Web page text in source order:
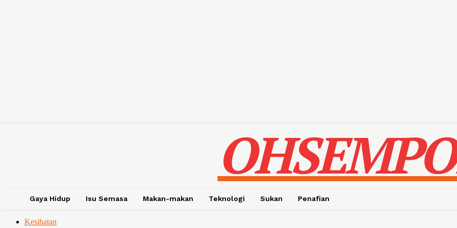
Gaya Hidup Isu Semasa Makan-makan Teknologi Sukan Penafian
Kesihatan